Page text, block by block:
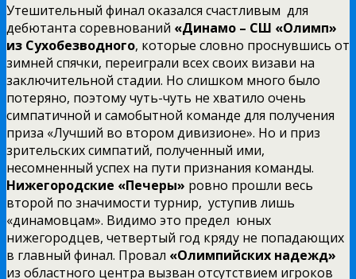
Утешительный финал оказался счастливым для
дебютанта соревнований «Динамо – СШ «Олимп»
из Сухобезводного, которые словно проснувшись от
зимней спячки, переиграли всех своих визави на
заключительной стадии. Но слишком много было
потеряно, поэтому чуть-чуть не хватило очень
симпатичной и самобытной команде для получения
приза «Лучший во втором дивизионе». Но и приз
зрительских симпатий, полученный ими,
несомненный успех на пути признания команды.
Нижегородские «Печеры» ровно прошли весь
второй по значимости турнир, уступив лишь
«динамовцам». Видимо это предел юных
нижегородцев, четвертый год кряду не попадающих
в главный финал. Провал «Олимпийских надежд»
из областного центра вызван отсутствием игроков